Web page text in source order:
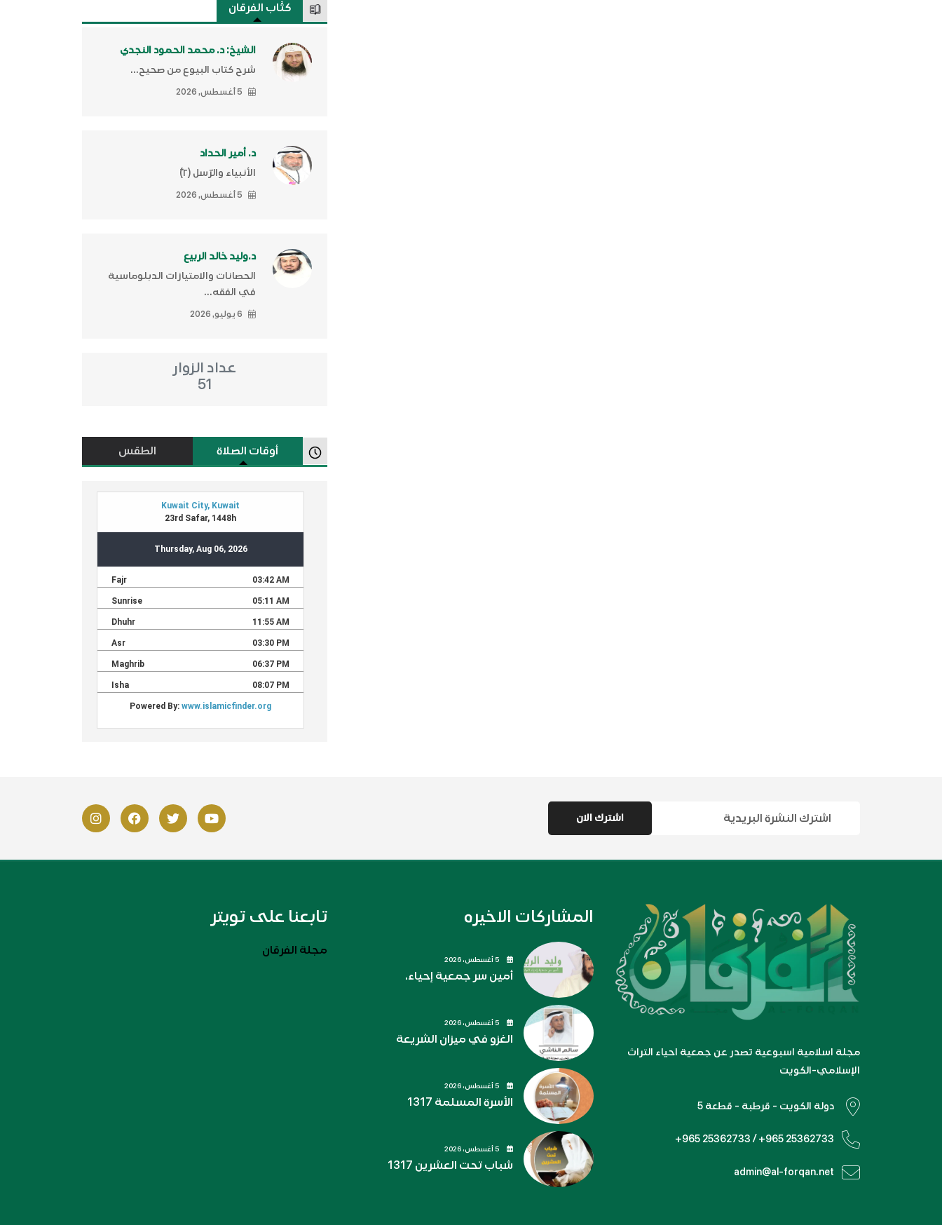
كتَّاب الفرقان
الشيخ: د. محمد الحمود النجدي
شرح كتاب البيوع من صحيح...
5 أغسطس, 2026
د. أمير الحداد
الأنبياء والرّسل (٢)ّ
5 أغسطس, 2026
د.وليد خالد الربيع
الحصانات والامتيازات الدبلوماسية
في الفقه...
6 يوليو, 2026
عداد الزوار
51
أوقات الصلاة الطقس
مجلة اسلامية اسبوعية تصدر عن جمعية احياء التراث
الإسلامي-الكويت
دولة الكويت - قرطبة - قطعة 5
+965 25362733 / +965 25362733
admin@al-forqan.net
المشاركات الاخيره
أمين سر جمعية إحياء.
الغزو في ميزان الشريعة
الأسرة المسلمة 1317
شباب تحت العشرين 1317
تابعنا على تويتر
مجلة الفرقان